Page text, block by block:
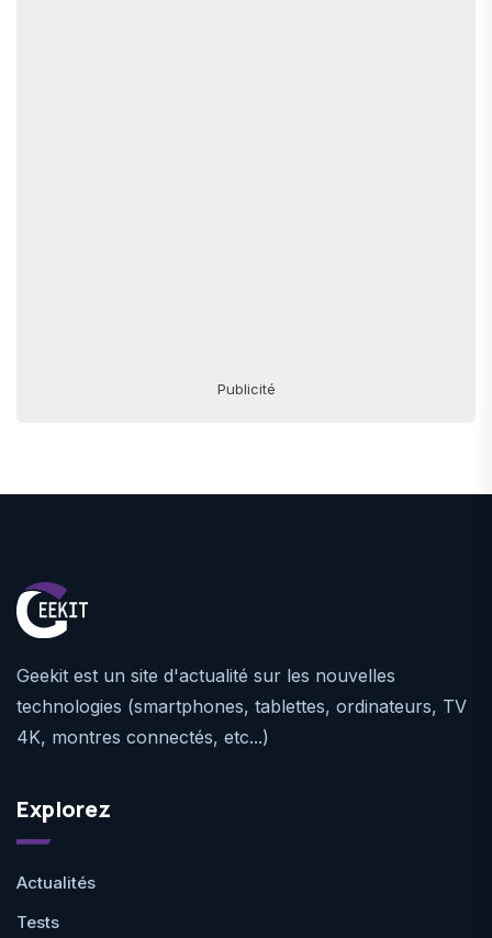
Publicité
Geekit est un site d'actualité sur les nouvelles
technologies (smartphones, tablettes, ordinateurs, TV
4K, montres connectés, etc...)
Explorez
Actualités
Tests